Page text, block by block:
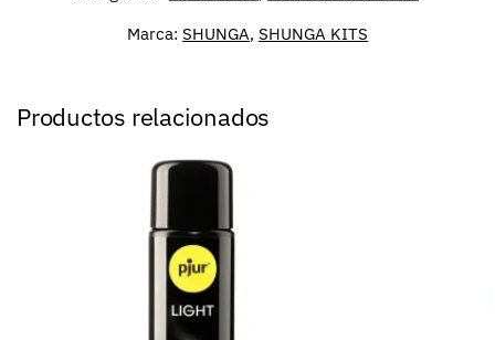
Marca: SHUNGA, SHUNGA KITS
Productos relacionados